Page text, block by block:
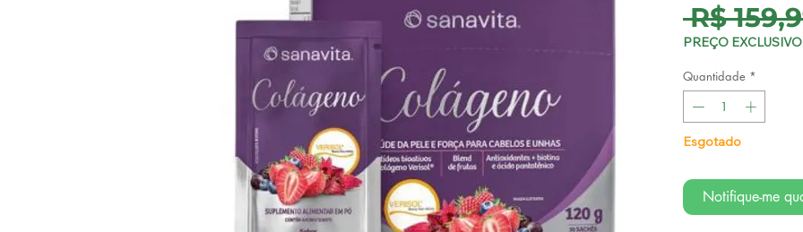
R$
PREÇO
Quantidade *
Esgotado
Notifique-me